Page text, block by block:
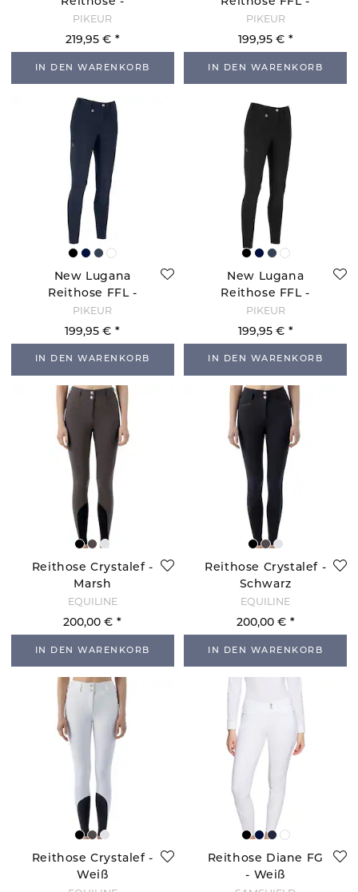
Nightblue
PIKEUR
219,95 €
IN DEN WARENKORB
Weiß
PIKEUR
199,95 €
IN DEN WARENKORB
New Lugana
Reithose FFL -
Nightblue
PIKEUR
199,95 €
IN DEN WARENKORB
New Lugana
Reithose FFL -
Schwarz
PIKEUR
199,95 €
IN DEN WARENKORB
Reithose Crystalef -
Marsh
EQUILINE
200,00 €
IN DEN WARENKORB
Reithose Crystalef -
Schwarz
EQUILINE
200,00 €
IN DEN WARENKORB
Reithose Crystalef -
Weiß
Reithose Diane FG
- Weiß